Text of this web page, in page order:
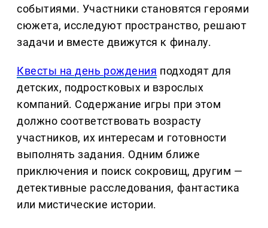
событиями. Участники становятся героями
сюжета, исследуют пространство, решают
задачи и вместе движутся к финалу.
Квесты на день рождения подходят для
детских, подростковых и взрослых
компаний. Содержание игры при этом
должно соответствовать возрасту
участников, их интересам и готовности
выполнять задания. Одним ближе
приключения и поиск сокровищ, другим —
детективные расследования, фантастика
или мистические истории.